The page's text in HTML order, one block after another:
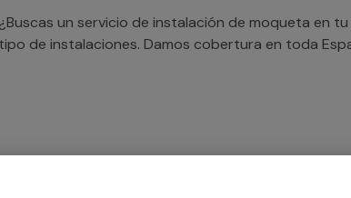
¿Buscas un servicio de instalación de moqueta en
tipo de instalaciones. Damos cobertura en toda